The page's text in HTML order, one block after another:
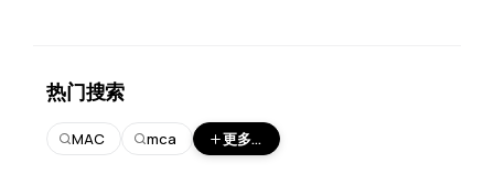
热门搜索
MAC mca 更多...